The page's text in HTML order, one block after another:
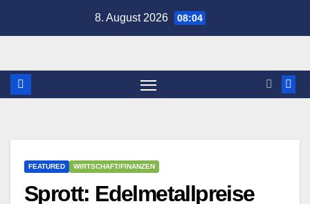
8. August 2026 08:04
FEATURED WIRTSCHAFT/FINANZEN
Sprott: Edelmetallpreise